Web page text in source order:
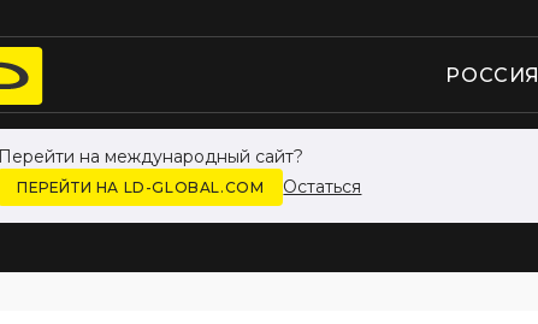
РОССИЯ
Перейти на международный сайт?
ПЕРЕЙТИ НА LD-GLOBAL.COM Остаться
2" ВР) ЛАТУНЬ С БИРКОЙ